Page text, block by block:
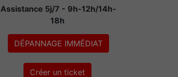
Assistance 5j/7 - 9h-12h/14h-
18h
DÉPANNAGE IMMÉDIAT
Créer un ticket